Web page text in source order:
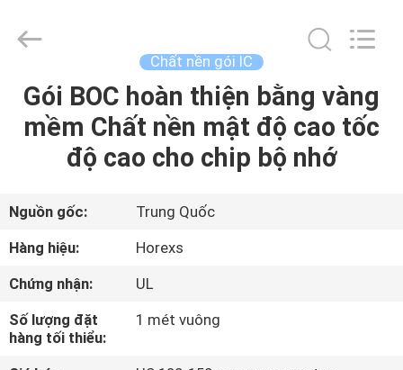
TRANG
CHỦ
SẢN
PHẨM
CHÚNG
(Hubei)
Electronics
Reserved.
Chất nền gói IC
Gói BOC hoàn thiện bằng vàng
mềm Chất nền mật độ cao tốc
độ cao cho chip bộ nhớ
Nguồn gốc:
Trung Quốc
Hàng hiệu:
Horexs
Chứng nhận:
UL
Số lượng đặt
hàng tối thiểu:
1 mét vuông